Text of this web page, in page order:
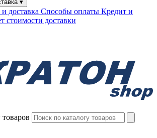
▾
доставка Способы оплаты Кредит и
стоимости доставки